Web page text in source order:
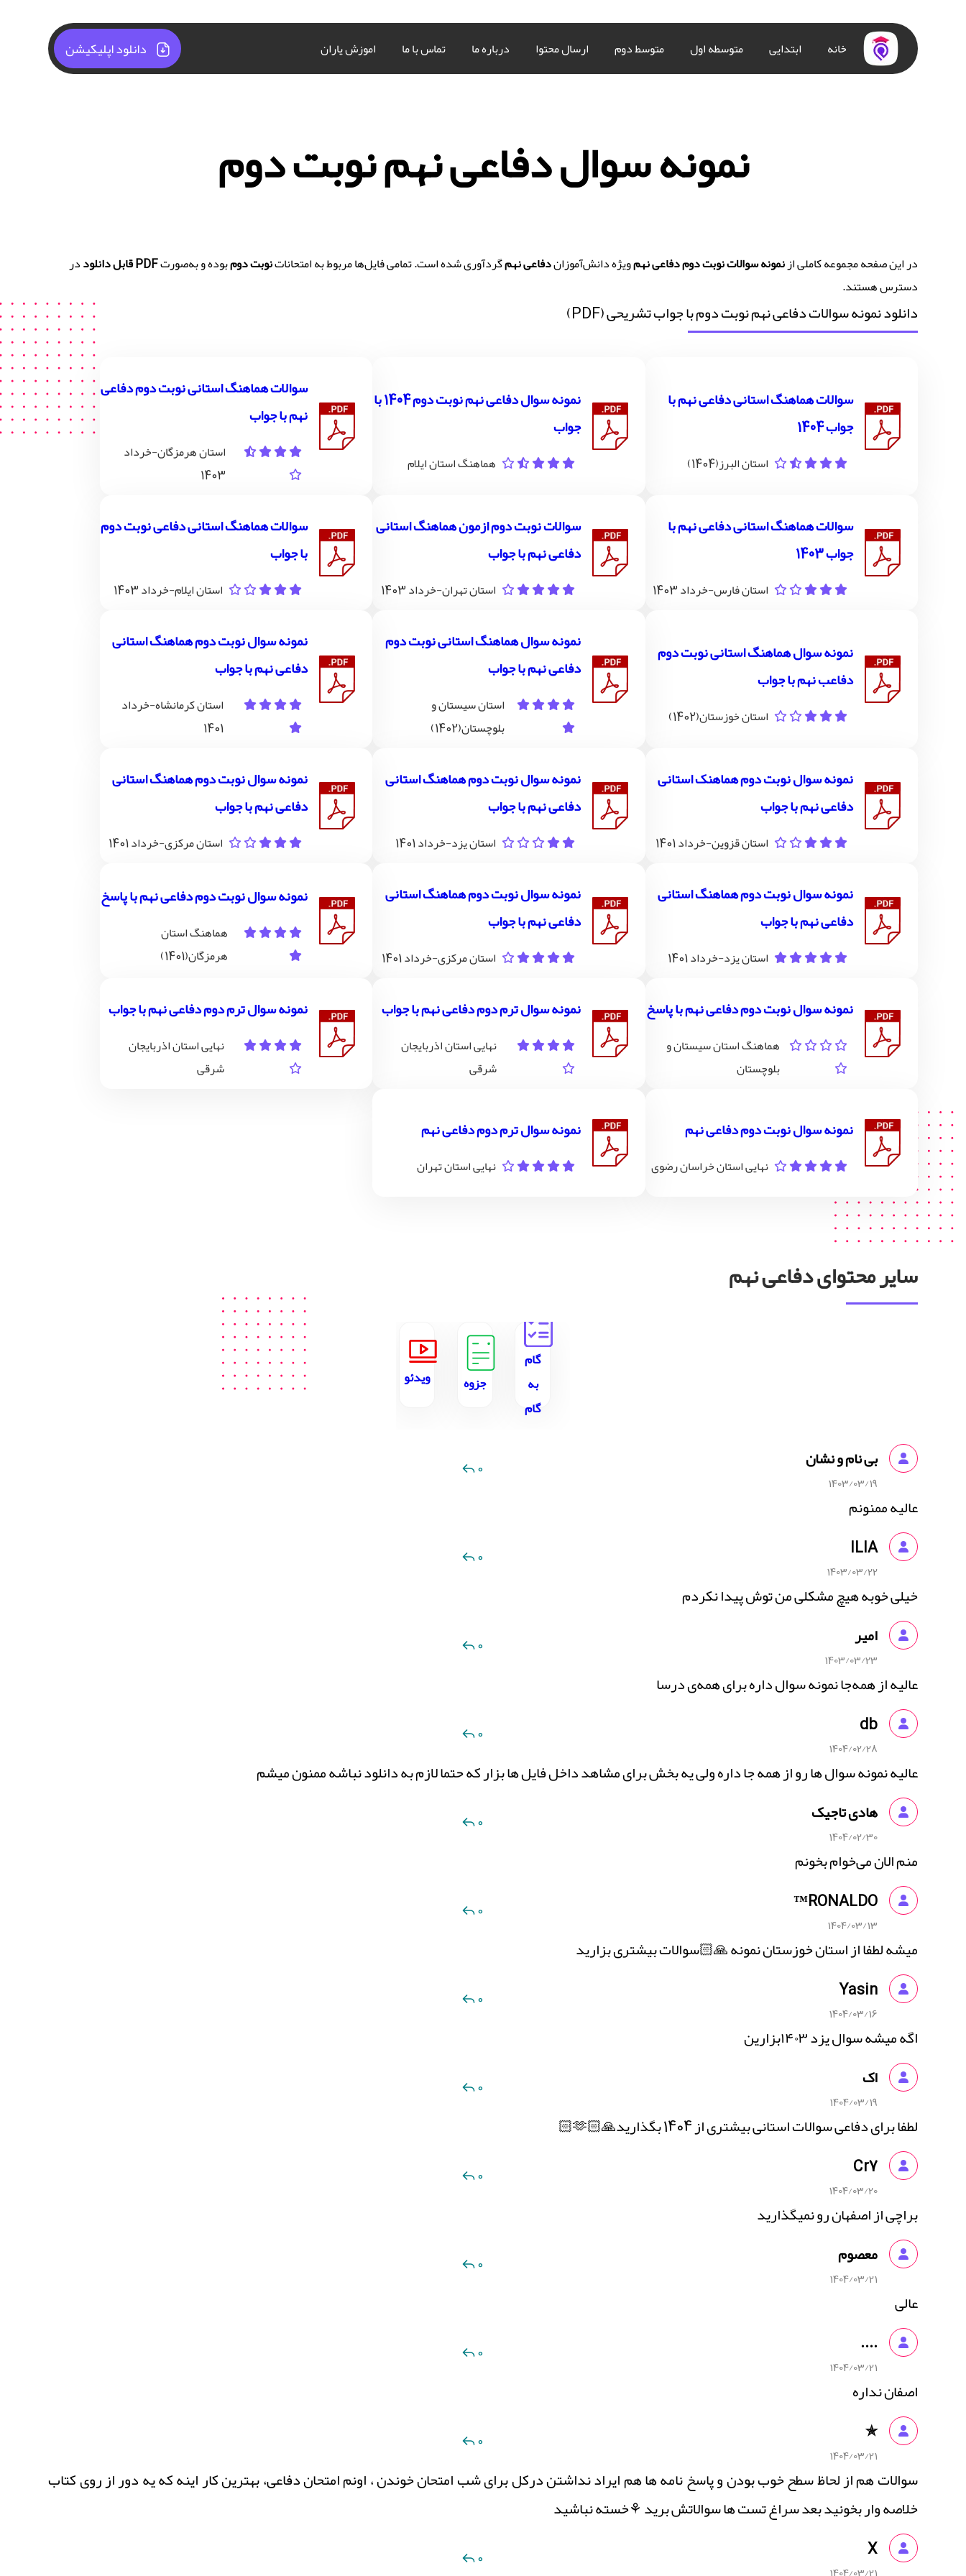
خانه ابتدایی متوسطه اول متوسط دوم ارسال محتوا درباره ما تماس با ما اموزش یاران دانلود اپلیکیشن
نمونه سوال دفاعی نهم نوبت دوم
در این صفحه مجموعه کاملی ازنمونه سوالات نوبت دوم دفاعی نهمویژه دانش‌آموزاندفاعی نهمگردآوری شده است. تمامی فایل‌ها مربوط به امتحاناتنوبت دومبوده و به‌صورتPDF قابل دانلود
در
دسترس هستند.
دانلود نمونه سوالات دفاعی نهم نوبت دوم با جواب تشریحی (PDF)
سوالات هماهنگ استانی دفاعی نهم با
جواب 1404
استان البرز(1404)
نمونه سوال دفاعی نهم نوبت دوم 1404 با
جواب
هماهنگ استان ایلام
سوالات هماهنگ استانی نوبت دوم دفاعی
نهم با جواب
استان هرمزگان-خرداد
1403
سوالات هماهنگ استانی دفاعی نهم با
جواب 1403
استان فارس-خرداد 1403
سوالات نوبت دوم ازمون هماهنگ استانی
دفاعی نهم با جواب
استان تهران-خرداد 1403
سوالات هماهنگ استانی دفاعی نوبت دوم
با جواب
استان ایلام-خرداد 1403
نمونه سوال هماهنگ استانی نوبت دوم
دفاعب نهم با جواب
استان خوزستان(1402)
نمونه سوال هماهنگ استانی نوبت دوم
دفاعی نهم با جواب
استان سیستان و
بلوچستان(1402)
نمونه سوال نوبت دوم هماهنگ استانی
دفاعی نهم با جواب
استان کرمانشاه-خرداد
1401
نمونه سوال نوبت دوم هماهنک استانی
دفاعی نهم با جواب
استان قزوین-خرداد 1401
نمونه سوال نوبت دوم هماهنگ استانی
دفاعی نهم با جواب
استان یزد-خرداد 1401
نمونه سوال نوبت دوم هماهنگ استانی
دفاعی نهم با جواب
استان مرکزی-خرداد 1401
نمونه سوال نوبت دوم هماهنگ استانی
دفاعی نهم با جواب
استان یزد-خرداد 1401
نمونه سوال نوبت دوم هماهنگ استانی
دفاعی نهم با جواب
استان مرکزی-خرداد 1401
نمونه سوال نوبت دوم دفاعی نهم با پاسخ
هماهنگ استان
هرمزگان(1401)
نمونه سوال نوبت دوم دفاعی نهم با پاسخ
هماهنگ استان سیستان و
بلوچستان
نمونه سوال ترم دوم دفاعی نهم با جواب
نهایی استان اذربایجان
شرقی
نمونه سوال ترم دوم دفاعی نهم با جواب
نهایی استان اذربایجان
شرقی
نمونه سوال نوبت دوم دفاعی نهم
نهایی استان خراسان رضوی
نمونه سوال ترم دوم دفاعی نهم
نهایی استان تهران
سایر محتوای دفاعی نهم
گام
به
گام
جزوه ویدئو
بی نام و نشان
1403/03/19
0
عالیه ممنونم
ILIA
1403/03/22
0
خیلی خوبه هیچ مشکلی من توش پیدا نکردم
امیر
1403/03/23
0
عالیه از همه‌جا نمونه سوال داره برای همه‌ی درسا
db
1404/02/28
0
عالیه نمونه سوال ها رو از همه جا داره ولی یه بخش برای مشاهد داخل فایل ها بزار که حتما لازم به دانلود نباشه ممنون میشم
هادی تاجیک
1404/02/30
0
منم الان می‌خوام بخونم
RONALDO™
1404/03/13
0
میشه لطفا از استان خوزستان نمونه 🙏🏻سوالات بیشتری بزارید
Yasin
1404/03/16
0
اگه میشه سوال یزد ۱۴۰۳بزارین
اک
1404/03/19
0
لطفا برای دفاعی سوالات استانی بیشتری از 1404 بگذارید🙏🏻🫶🏻
Cr7
1404/03/20
0
براچی از اصفهان رو نمیگذارید
معصوم
1404/03/21
0
عالی
....
1404/03/21
0
اصفان نداره
✯
1404/03/21
0
سوالات هم از لحاظ سطح خوب بودن و پاسخ نامه ها هم ایراد نداشتن درکل برای شب امتحان خوندن ، اونم امتحان دفاعی، بهترین کار اینه که یه دور از روی کتاب
خلاصه وار بخونید بعد سراغ تست ها سوالاتش برید ⚘خسته نباشید
X
0